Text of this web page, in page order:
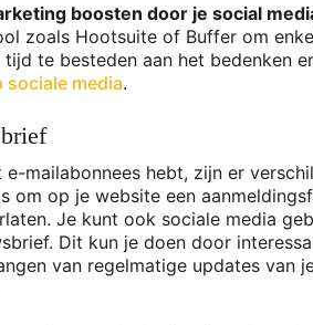
boosten door je social
zoals Hootsuite of Buffer om
te besteden aan het bedenken
media.
mailabonnees hebt, zijn er
om op je website een
Je kunt ook sociale media
Dit kun je doen door
van regelmatige updates van